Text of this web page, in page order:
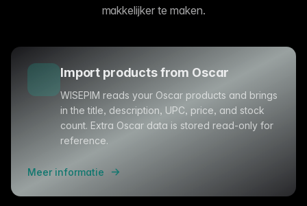
makkelijker te maken.
Import products from Oscar
WISEPIM reads your Oscar products and brings
in the title, description, UPC, price, and stock
count. Extra Oscar data is stored read-only for
reference.
Meer informatie